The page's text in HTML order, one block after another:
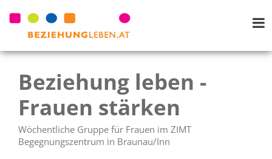
Beziehung leben -
Frauen stärken
Wöchentliche Gruppe für Frauen im ZIMT
Begegnungszentrum in Braunau/Inn